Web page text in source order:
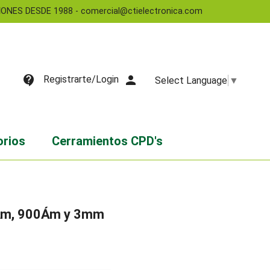
DESDE 1988 - comercial@ctielectronica.com
contact_support Registrarte/Login person Select Language ▼
Cerramientos CPD's
900Ám y 3mm